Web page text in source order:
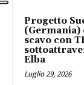
Progetto
(Germania)
scavo con
Elba
Luglio 29, 2026